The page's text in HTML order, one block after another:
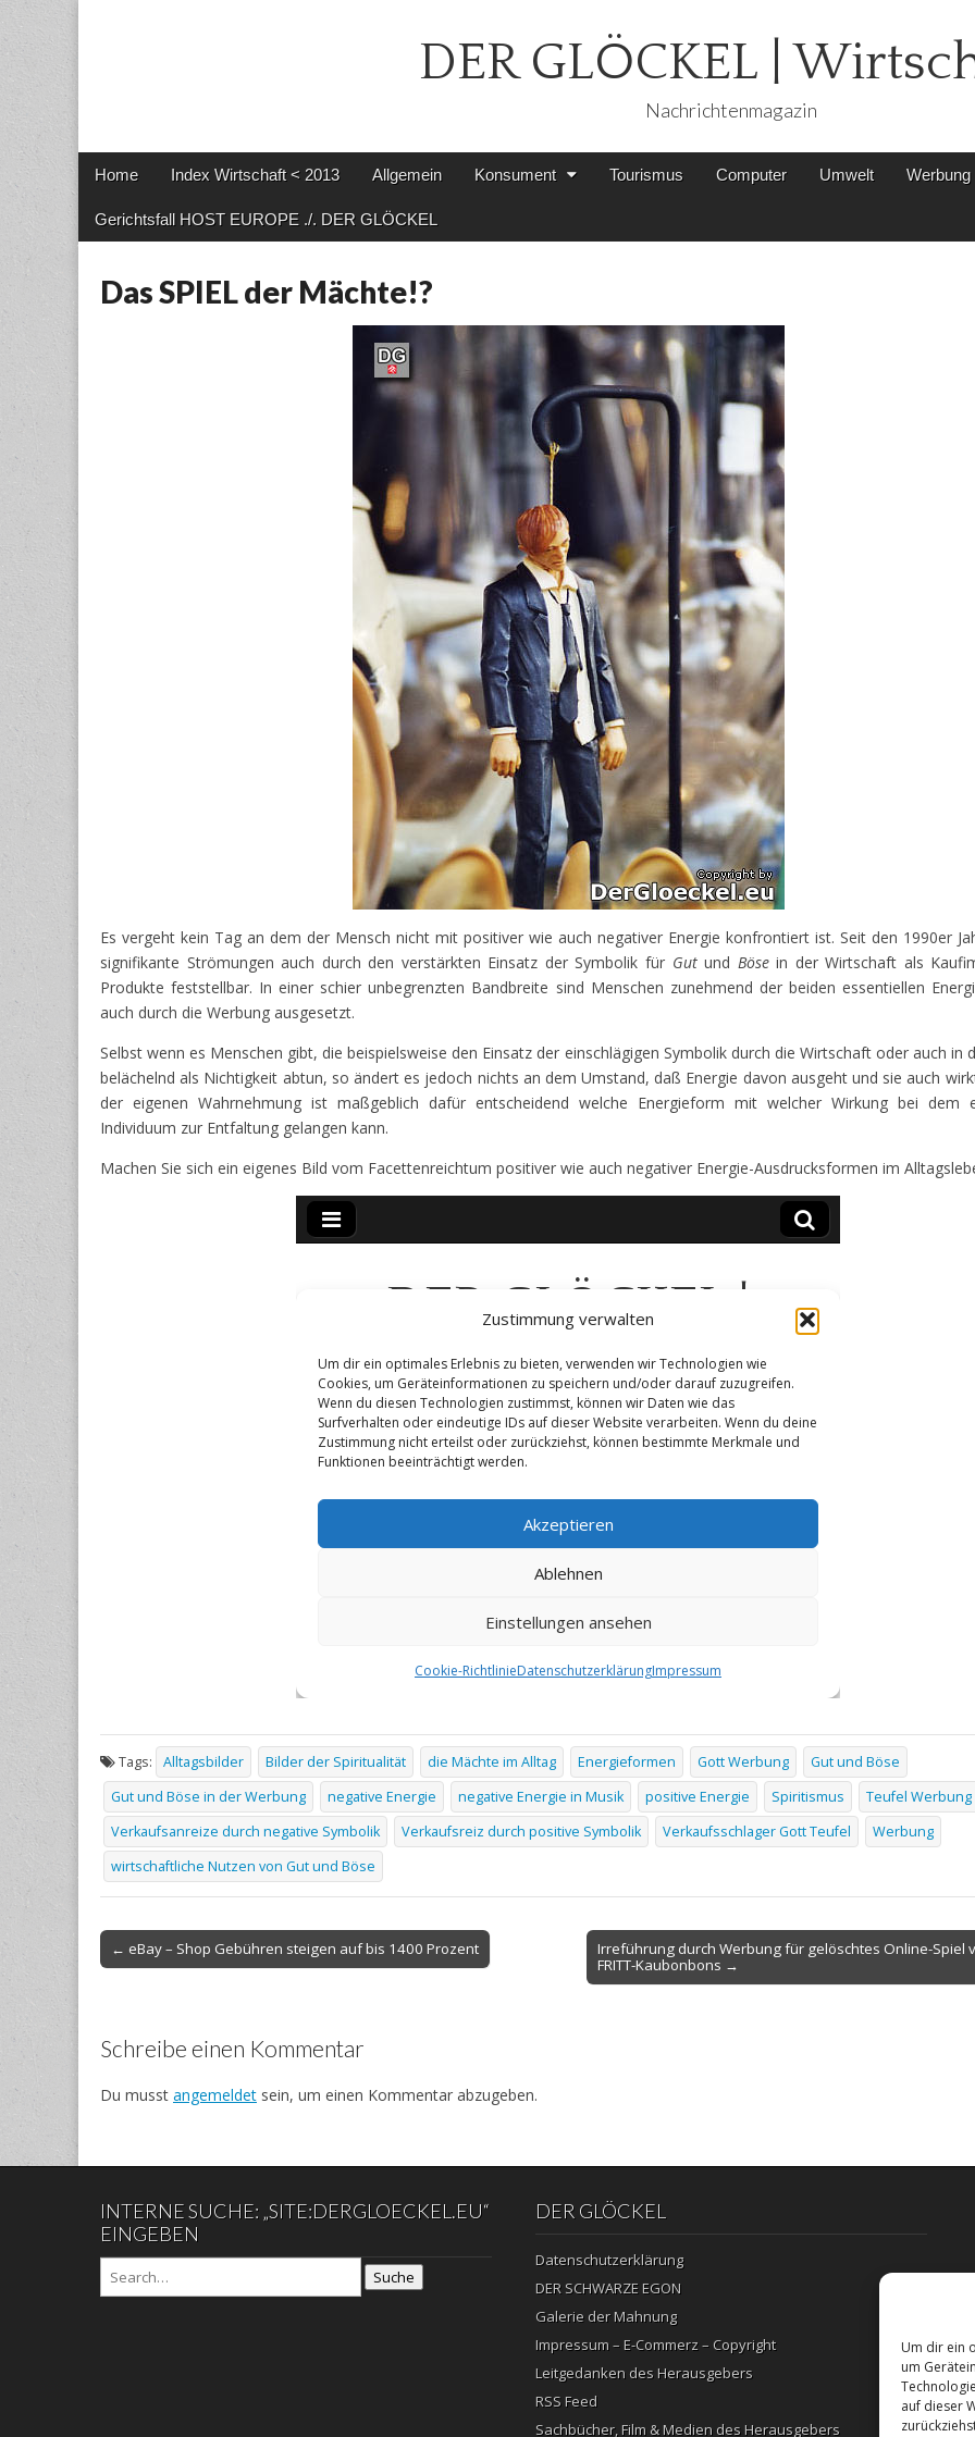
Um dir ein
um
auf dieser
DER GLÖCKEL |
Nachrichtenmagazin
Main
Skip
content
Home Index Wirtschaft < 2013 Allgemein Konsument Tourismus Computer Umwelt
Gerichtsfall HOST EUROPE ./. DER GLÖCKEL
Das SPIEL der Mächte!?
Es vergeht kein Tag an dem der Mensch nicht mit positiver wie auch negativer Energie konfrontiert ist. Seit den 1990er
signifikante Strömungen auch durch den verstärkten Einsatz der Symbolik für Gutund Bösein der Wirtschaft als
Produkte feststellbar. In einer schier unbegrenzten Bandbreite sind Menschen zunehmend der beiden essentiellen
auch durch die Werbung ausgesetzt.
Selbst wenn es Menschen gibt, die beispielsweise den Einsatz der einschlägigen Symbolik durch die Wirtschaft oder auch in
belächelnd als Nichtigkeit abtun, so ändert es jedoch nichts an dem Umstand, daß Energie davon ausgeht und sie auch
der eigenen Wahrnehmung ist maßgeblich dafür entscheidend welche Energieform mit welcher Wirkung bei dem
Individuum zur Entfaltung gelangen kann.
Machen Sie sich ein eigenes Bild vom Facettenreichtum positiver wie auch negativer Energie-Ausdrucksformen im
Tags: Alltagsbilder Bilder der Spiritualität die Mächte im Alltag Energieformen Gott Werbung
Gut und Böse
Gut und Böse in der Werbung
negative Energie negative Energie in Musik positive Energie Spiritismus
Teufel Werbung
Verkaufsanreize durch negative Symbolik
Verkaufsreiz durch positive Symbolik Verkaufsschlager Gott Teufel
Werbung
wirtschaftliche Nutzen von Gut und Böse
Post
navigation
← eBay – Shop Gebühren steigen auf bis 1400 Prozent
Irreführung durch Werbung für gelöschtes Online-Spiel
FRITT-Kaubonbons →
Schreibe einen Kommentar
Du musst angemeldet sein, um einen Kommentar abzugeben.
INTERNE SUCHE: „SITE:DERGLOECKEL.EU“
EINGEBEN
Suche
DER GLÖCKEL
Datenschutzerklärung
DER SCHWARZE EGON
Galerie der Mahnung
Impressum – E-Commerz – Copyright
Leitgedanken des Herausgebers
RSS Feed
Sachbücher, Film & Medien des Herausgebers